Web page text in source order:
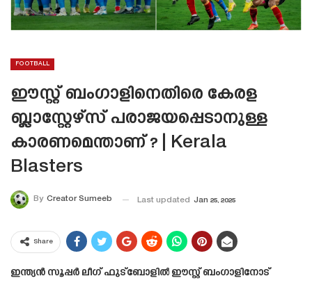
FOOTBALL
ഈസ്റ്റ് ബംഗാളിനെതിരെ കേരള
ബ്ലാസ്റ്റേഴ്‌സ് പരാജയപ്പെടാനുള്ള
കാരണമെന്താണ് ? | Kerala
Blasters
By Creator Sumeeb Last updated Jan 25, 2025
Share
ഇന്ത്യൻ സൂപ്പർ ലീഗ് ഫുട്‌ബോളിൽ ഈസ്റ്റ് ബംഗാളിനോട്